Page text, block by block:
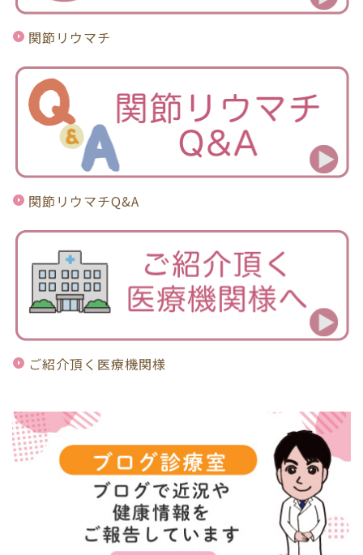
関節リウマチ
関節リウマチQ&A
ご紹介頂く医療機関様